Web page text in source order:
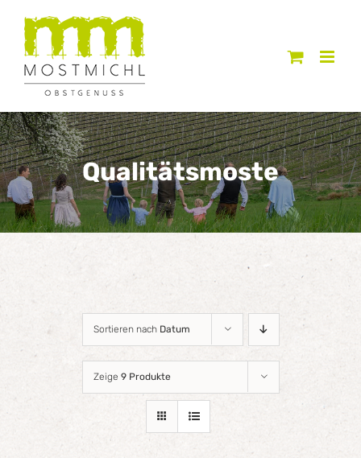
Zum
Inhalt
springen
Qualitätsmoste
Sortieren nach Datum
Zeige 9 Produkte